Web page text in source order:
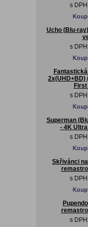
s
Ucho (Blu-
s
2x(UHD+BD)
s
Superman
- 4K
s
Skřivánci
s
s